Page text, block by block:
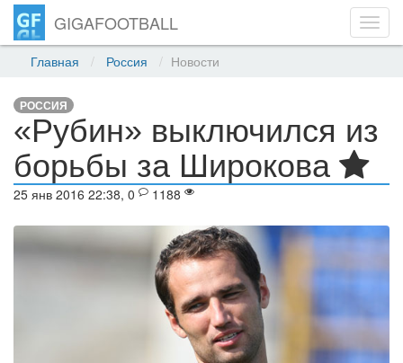
GIGAFOOTBALL
Главная Россия Новости
РОССИЯ
«Рубин» выключился из
борьбы за Широкова
25 янв 2016 22:38, 0 1188